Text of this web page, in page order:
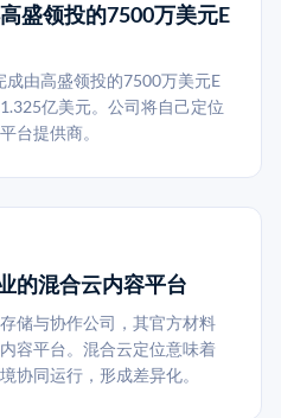
盛领投的7500万美元E
由高盛领投的7500万美元E
亿美元。公司将自己定位
台提供商。
的混合云内容平台
储与协作公司，其官方材料
容平台。混合云定位意味着
协同运行，形成差异化。